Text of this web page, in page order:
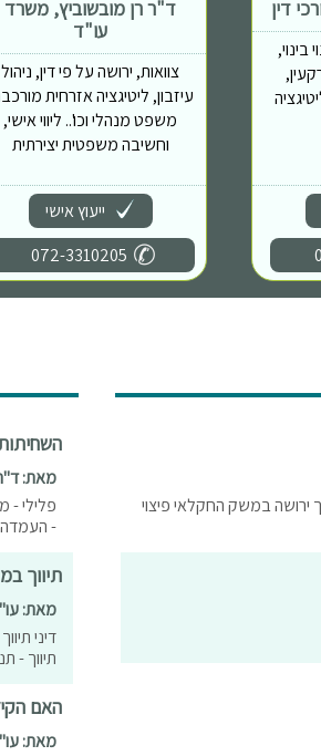
דין
בינוי,
ד"ר רן מובשוביץ, משרד
עו"ד
צוואות, ירושה על פי דין, ניהול
עיזבון, ליטיגציה אזרחית
משפט מנהלי וכו'.. ליווי אישי,
וחשיבה משפטית יצירתית
ייעוץ אישי
072-3310205
ירושה במשק החקלאי פיצוי
מאת:
פלילי -
- העמדה
תיווך
מאת:
דיני
תיווך -
האם
מאת: